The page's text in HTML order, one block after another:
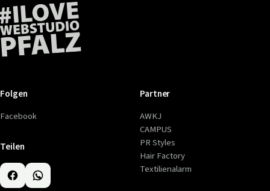
Folgen
Facebook
Teilen
Partner
AWKJ
CAMPUS
PR Styles
Hair Factory
Textilienalarm